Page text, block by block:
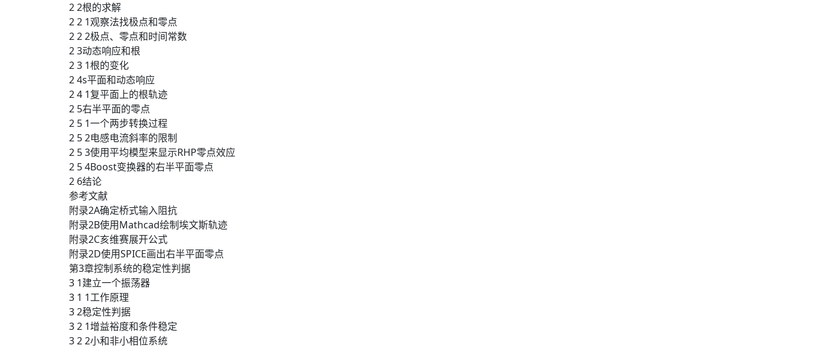
2 2根的求解
2 2 1观察法找极点和零点
2 2 2极点、零点和时间常数
2 3动态响应和根
2 3 1根的变化
2 4s平面和动态响应
2 4 1复平面上的根轨迹
2 5右半平面的零点
2 5 1一个两步转换过程
2 5 2电感电流斜率的限制
2 5 3使用平均模型来显示RHP零点效应
2 5 4Boost变换器的右半平面零点
2 6结论
参考文献
附录2A确定桥式输入阻抗
附录2B使用Mathcad绘制埃文斯轨迹
附录2C亥维赛展开公式
附录2D使用SPICE画出右半平面零点
第3章控制系统的稳定性判据
3 1建立一个振荡器
3 1 1工作原理
3 2稳定性判据
3 2 1增益裕度和条件稳定
3 2 2小和非小相位系统